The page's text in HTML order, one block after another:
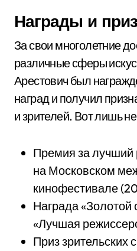
Награды и
За свои многолетние
различные сферы
Арестович был
наград и получил
и зрителей. Вот лишь
Премия за лучший
на Московском
кинофестивале
Награда «Золотой
«Лучшая
Приз зрительских